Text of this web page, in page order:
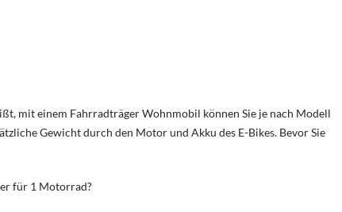
mit einem Fahrradträger Wohnmobil können Sie je nach Modell
Gewicht durch den Motor und Akku des E-Bikes. Bevor Sie
für 1 Motorrad?